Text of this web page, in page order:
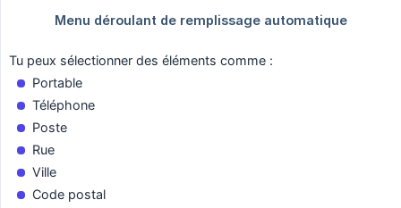
Tu peux sélectionner des éléments comme :
Portable
Téléphone
Poste
Rue
Ville
Code postal